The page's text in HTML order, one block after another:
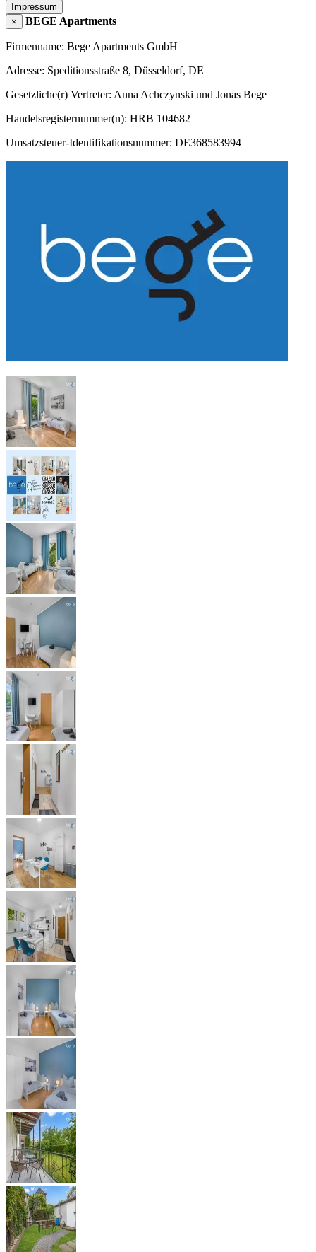
Impressum
×
BEGE Apartments
Firmenname: Bege Apartments GmbH
Adresse: Speditionsstraße 8, Düsseldorf, DE
Gesetzliche(r) Vertreter: Anna Achczynski und Jonas Bege
Handelsregisternummer(n): HRB 104682
Umsatzsteuer-Identifikationsnummer: DE368583994